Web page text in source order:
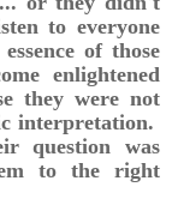
to everyone
of those
enlightened
they were not
interpretation.
question was
to the right